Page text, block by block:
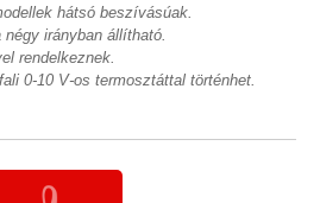
hátsó beszívásúak.
irányban állítható.
rendelkeznek.
0-10 V-os termosztáttal történhet.